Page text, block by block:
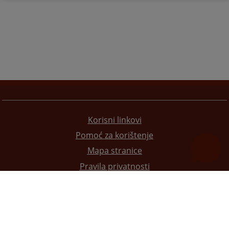
Korisni linkovi
Pomoć za korištenje
Mapa stranice
Pravila privatnosti